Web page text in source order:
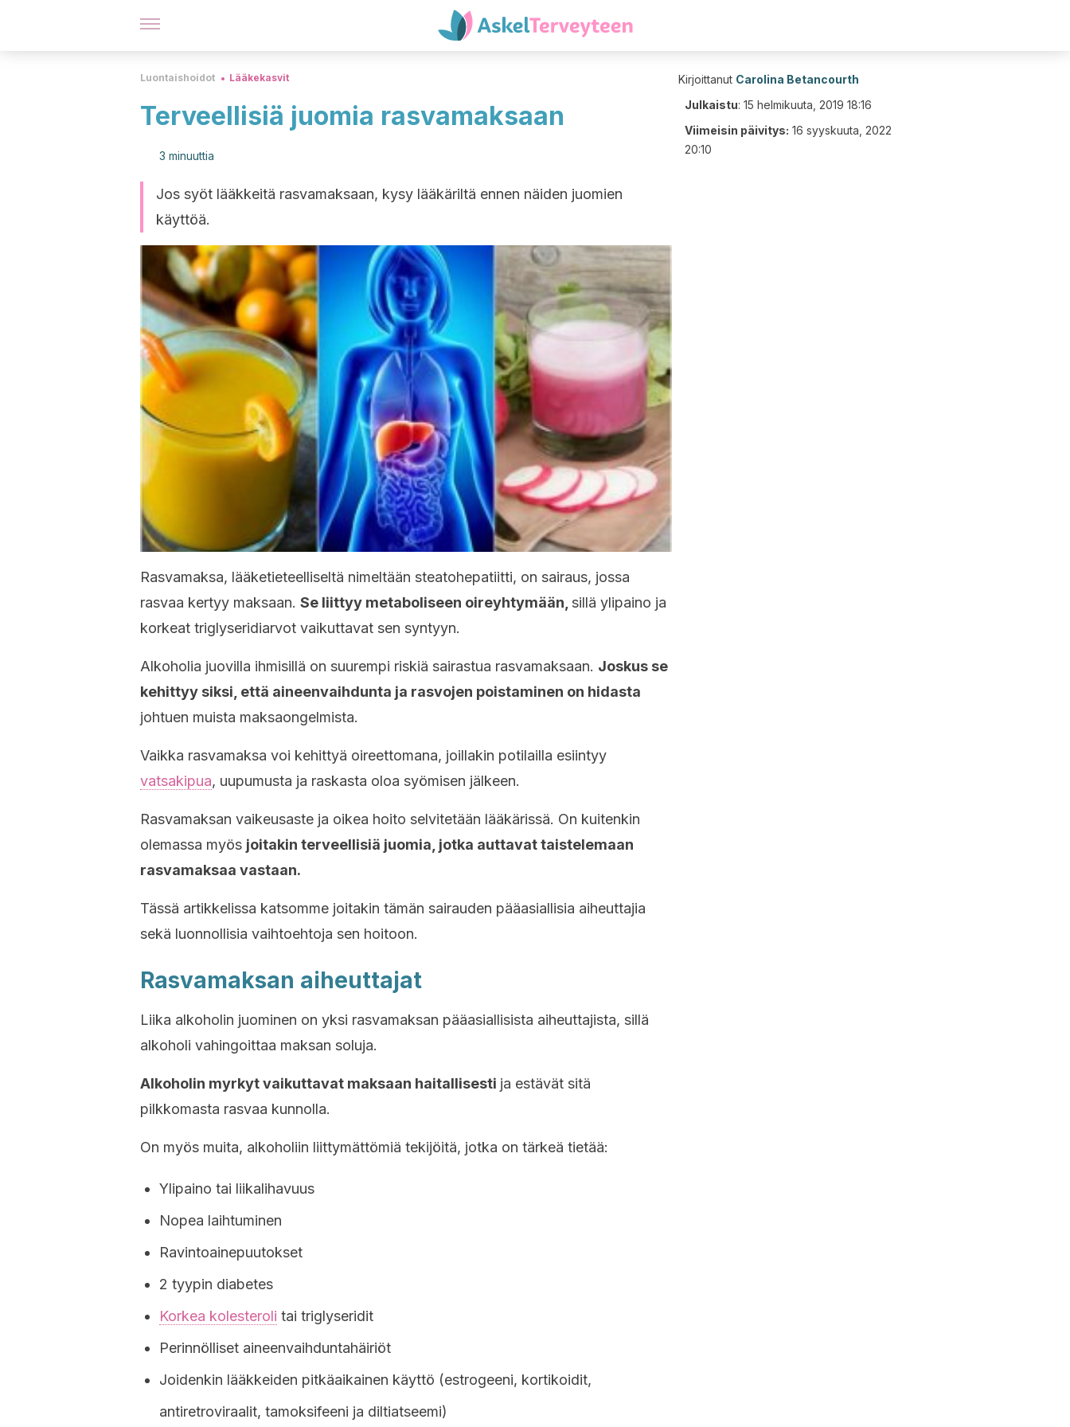
Luontaishoidot Lääkekasvit
Terveellisiä juomia rasvamaksaan
3 minuuttia
Jos syöt lääkkeitä rasvamaksaan, kysy lääkäriltä ennen näiden juomien
käyttöä.
Rasvamaksa, lääketieteelliseltä nimeltään steatohepatiitti, on sairaus, jossa
rasvaa kertyy maksaan. Se liittyy metaboliseen oireyhtymään, sillä ylipaino ja
korkeat triglyseridiarvot vaikuttavat sen syntyyn.
Alkoholia juovilla ihmisillä on suurempi riskiä sairastua rasvamaksaan. Joskus se
kehittyy siksi, että aineenvaihdunta ja rasvojen poistaminen on hidasta
johtuen muista maksaongelmista.
Vaikka rasvamaksa voi kehittyä oireettomana, joillakin potilailla esiintyy
vatsakipua, uupumusta ja raskasta oloa syömisen jälkeen.
Rasvamaksan vaikeusaste ja oikea hoito selvitetään lääkärissä. On kuitenkin
olemassa myös joitakin terveellisiä juomia, jotka auttavat taistelemaan
rasvamaksaa vastaan.
Tässä artikkelissa katsomme joitakin tämän sairauden pääasiallisia aiheuttajia
sekä luonnollisia vaihtoehtoja sen hoitoon.
Rasvamaksan aiheuttajat
Liika alkoholin juominen on yksi rasvamaksan pääasiallisista aiheuttajista, sillä
alkoholi vahingoittaa maksan soluja.
Alkoholin myrkyt vaikuttavat maksaan haitallisesti ja estävät sitä
pilkkomasta rasvaa kunnolla.
On myös muita, alkoholiin liittymättömiä tekijöitä, jotka on tärkeä tietää:
Ylipaino tai liikalihavuus
Nopea laihtuminen
Ravintoainepuutokset
2 tyypin diabetes
Korkea kolesteroli tai triglyseridit
Perinnölliset aineenvaihduntahäiriöt
Joidenkin lääkkeiden pitkäaikainen käyttö (estrogeeni, kortikoidit,
antiretroviraalit, tamoksifeeni ja diltiatseemi)
Kirjoittanut Carolina Betancourth
Julkaistu: 15 helmikuuta, 2019 18:16
Viimeisin päivitys: 16 syyskuuta, 2022
20:10